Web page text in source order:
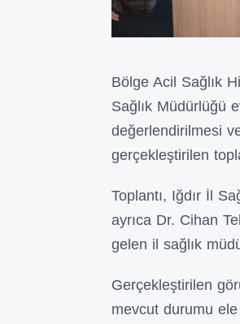
Bölge Acil Sağlık
Sağlık Müdürlüğü
değerlendirilmesi
gerçekleştirilen
Toplantı, Iğdır İl
ayrıca Dr. Cihan
gelen il sağlık
Gerçekleştirilen
mevcut durumu ele